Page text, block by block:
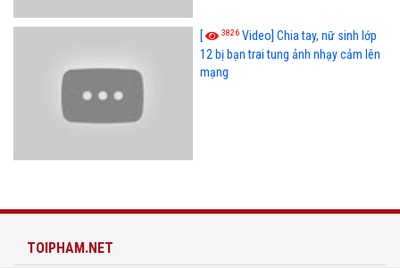
[ 3826 Video] Chia tay, nữ sinh lớp
12 bị bạn trai tung ảnh nhạy cảm lên
mạng
TOIPHAM.NET